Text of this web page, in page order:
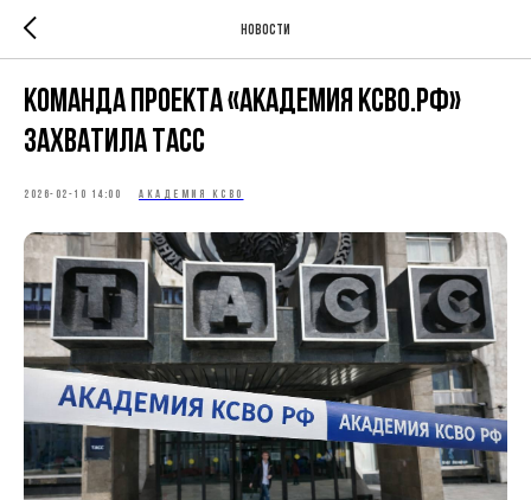
Новости
Команда проекта «Академия КСВО.РФ»
захватила ТАСС
2026-02-10 14:00 АКАДЕМИЯ КСВО